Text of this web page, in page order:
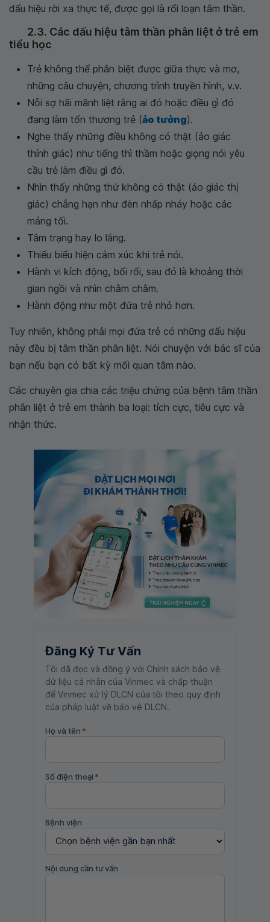
dấu hiệu rời xa thực tế, được gọi là rối loạn tâm thần.
2.3. Các dấu hiệu tâm thần phân liệt ở trẻ em
tiểu học
Trẻ không thể phân biệt được giữa thực và mơ,
những câu chuyện, chương trình truyền hình, v.v.
Nỗi sợ hãi mãnh liệt rằng ai đó hoặc điều gì đó
đang làm tổn thương trẻ (ảo tưởng).
Nghe thấy những điều không có thật (ảo giác
thính giác) như tiếng thì thầm hoặc giọng nói yêu
cầu trẻ làm điều gì đó.
Nhìn thấy những thứ không có thật (ảo giác thị
giác) chẳng hạn như đèn nhấp nháy hoặc các
mảng tối.
Tâm trạng hay lo lắng.
Thiếu biểu hiện cảm xúc khi trẻ nói.
Hành vi kích động, bối rối, sau đó là khoảng thời
gian ngồi và nhìn chằm chằm.
Hành động như một đứa trẻ nhỏ hơn.
Tuy nhiên, không phải mọi đứa trẻ có những dấu hiệu
này đều bị tâm thần phân liệt. Nói chuyện với bác sĩ của
bạn nếu bạn có bất kỳ mối quan tâm nào.
Các chuyên gia chia các triệu chứng của bệnh tâm thần
phân liệt ở trẻ em thành ba loại: tích cực, tiêu cực và
nhận thức.
Đăng Ký Tư Vấn
Tôi đã đọc và đồng ý với Chính sách bảo vệ
dữ liệu cá nhân của Vinmec và chấp thuận
để Vinmec xử lý DLCN của tôi theo quy định
của pháp luật về bảo vệ DLCN.
Họ và tên *
Số điện thoại *
Bệnh viện
Nội dung cần tư vấn